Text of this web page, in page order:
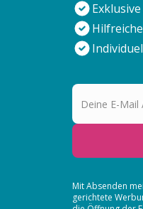
Deine E-Mail
Mit Absenden
gerichtete